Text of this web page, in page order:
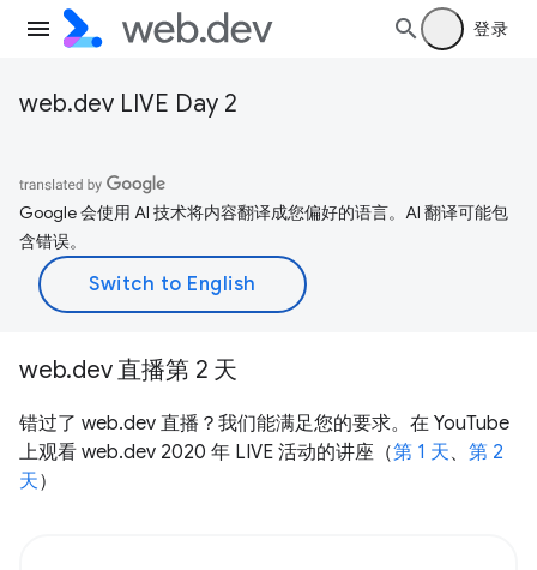
登录
web.dev LIVE Day 2
Google 会使用 AI 技术将内容翻译成您偏好的语言。AI 翻译可能包
含错误。
web.dev 直播第 2 天
错过了 web.dev 直播？我们能满足您的要求。在 YouTube
上观看 web.dev 2020 年 LIVE 活动的讲座（第 1 天、 第 2
天）